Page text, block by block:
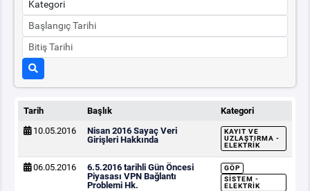
Tarih Başlık
Kategori
10.05.2016
Nisan 2016 Sayaç Veri
Girişleri Hakkında
KAYIT VE
UZLAŞTIRMA -
ELEKTRIK
06.05.2016
6.5.2016 tarihli Gün Öncesi
Piyasası VPN Bağlantı
Problemi Hk.
GÖP
SISTEM -
ELEKTRIK